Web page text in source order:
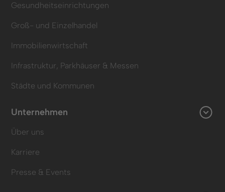
Gesundheitseinrichtungen
Groß- und Einzelhandel
Immobilienwirtschaft
Infrastruktur, Parkhäuser & Messen
Städte und Kommunen
Unternehmen
Über uns
Karriere
Presse & Events